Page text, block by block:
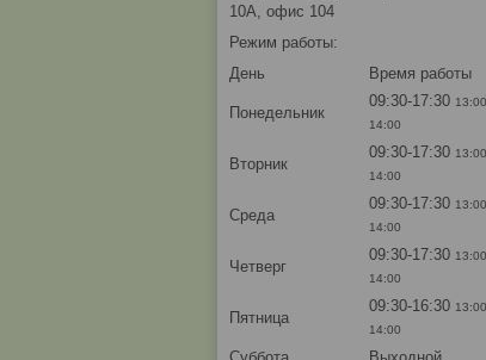
10А, офис 104
Режим работы:
День
Время работы
Понедельник
09:30-17:30
14:00
Вторник
09:30-17:30
14:00
Среда
09:30-17:30
14:00
Четверг
09:30-17:30
14:00
Пятница
09:30-16:30
14:00